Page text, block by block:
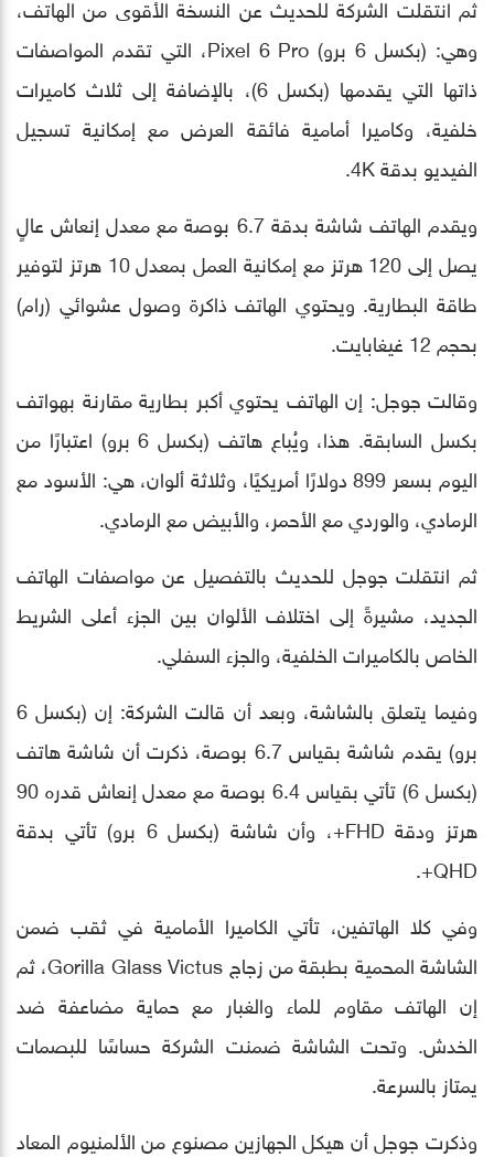
وهي: (بكسل 6 برو) Pixel 6 Pro، التي تقدم المواصفات
ذاتها التي يقدمها (بكسل 6)، بالإضافة إلى ثلاث كاميرات
خلفية، وكاميرا أمامية فائقة العرض مع إمكانية تسجيل
الفيديو بدقة 4K.
ويقدم الهاتف شاشة بدقة 6.7 بوصة مع معدل إنعاش عالٍ
يصل إلى 120 هرتز مع إمكانية العمل بمعدل 10 هرتز لتوفير
طاقة البطارية. ويحتوي الهاتف ذاكرة وصول عشوائي (رام)
بحجم 12 غيغابايت.
وقالت جوجل: إن الهاتف يحتوي أكبر بطارية مقارنة بهواتف
بكسل السابقة. هذا، ويُباع هاتف (بكسل 6 برو) اعتبارًا من
اليوم بسعر 899 دولارًا أمريكيًا، وثلاثة ألوان، هي: الأسود مع
الرمادي، والوردي مع الأحمر، والأبيض مع الرمادي.
ثم انتقلت جوجل للحديث بالتفصيل عن مواصفات الهاتف
الجديد، مشيرةً إلى اختلاف الألوان بين الجزء أعلى الشريط
الخاص بالكاميرات الخلفية، والجزء السفلي.
وفيما يتعلق بالشاشة، وبعد أن قالت الشركة: إن (بكسل 6
برو) يقدم شاشة بقياس 6.7 بوصة، ذكرت أن شاشة هاتف
(بكسل 6) تأتي بقياس 6.4 بوصة مع معدل إنعاش قدره 90
هرتز ودقة FHD+، وأن شاشة (بكسل 6 برو) تأتي بدقة
QHD+.
وفي كلا الهاتفين، تأتي الكاميرا الأمامية في ثقب ضمن
الشاشة المحمية بطبقة من زجاج Gorilla Glass Victus، ثم
إن الهاتف مقاوم للماء والغبار مع حماية مضاعفة ضد
الخدش. وتحت الشاشة ضمنت الشركة حساسًا للبصمات
يمتاز بالسرعة.
وذكرت جوجل أن هيكل الجهازين مصنوع من الألمنيوم المعاد